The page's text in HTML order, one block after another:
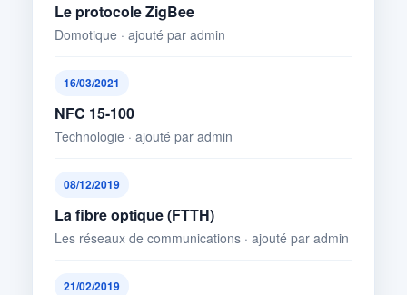
Le protocole ZigBee
Domotique · ajouté par admin
16/03/2021
NFC 15-100
Technologie · ajouté par admin
08/12/2019
La fibre optique (FTTH)
Les réseaux de communications · ajouté par admin
21/02/2019